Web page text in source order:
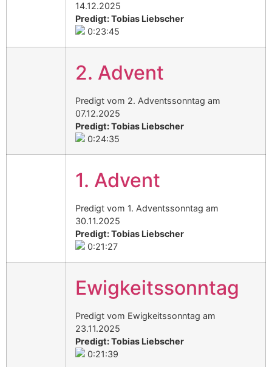
14.12.2025
Predigt: Tobias Liebscher
0:23:45
2. Advent
Predigt vom 2. Adventssonntag am
07.12.2025
Predigt: Tobias Liebscher
0:24:35
1. Advent
Predigt vom 1. Adventssonntag am
30.11.2025
Predigt: Tobias Liebscher
0:21:27
Ewigkeitssonntag
Predigt vom Ewigkeitssonntag am
23.11.2025
Predigt: Tobias Liebscher
0:21:39